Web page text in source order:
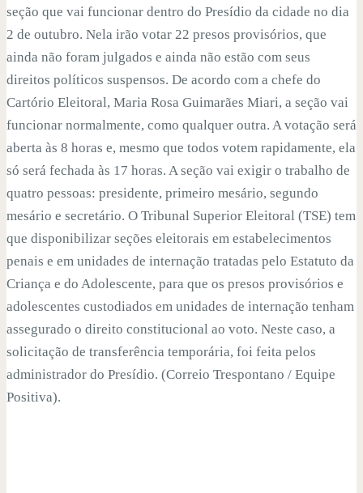
seção que vai funcionar dentro do Presídio da cidade no dia
2 de outubro. Nela irão votar 22 presos provisórios, que
ainda não foram julgados e ainda não estão com seus
direitos políticos suspensos. De acordo com a chefe do
Cartório Eleitoral, Maria Rosa Guimarães Miari, a seção vai
funcionar normalmente, como qualquer outra. A votação será
aberta às 8 horas e, mesmo que todos votem rapidamente, ela
só será fechada às 17 horas. A seção vai exigir o trabalho de
quatro pessoas: presidente, primeiro mesário, segundo
mesário e secretário. O Tribunal Superior Eleitoral (TSE) tem
que disponibilizar seções eleitorais em estabelecimentos
penais e em unidades de internação tratadas pelo Estatuto da
Criança e do Adolescente, para que os presos provisórios e
adolescentes custodiados em unidades de internação tenham
assegurado o direito constitucional ao voto. Neste caso, a
solicitação de transferência temporária, foi feita pelos
administrador do Presídio. (Correio Trespontano / Equipe
Positiva).